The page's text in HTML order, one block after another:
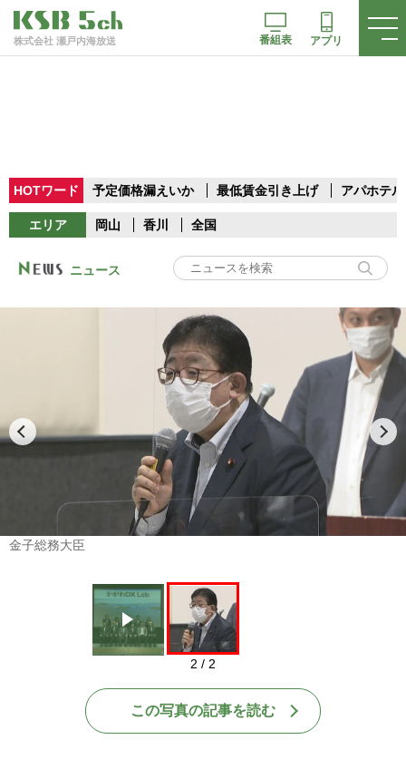
株式会社 瀬戸内海放送 番組表 アプリ
HOTワード 予定価格漏えいか 最低賃金引き上げ アパホテル
エリア 岡山 香川 全国
ニュース
Play
金子総務大臣
2 / 2
この写真の記事を読む